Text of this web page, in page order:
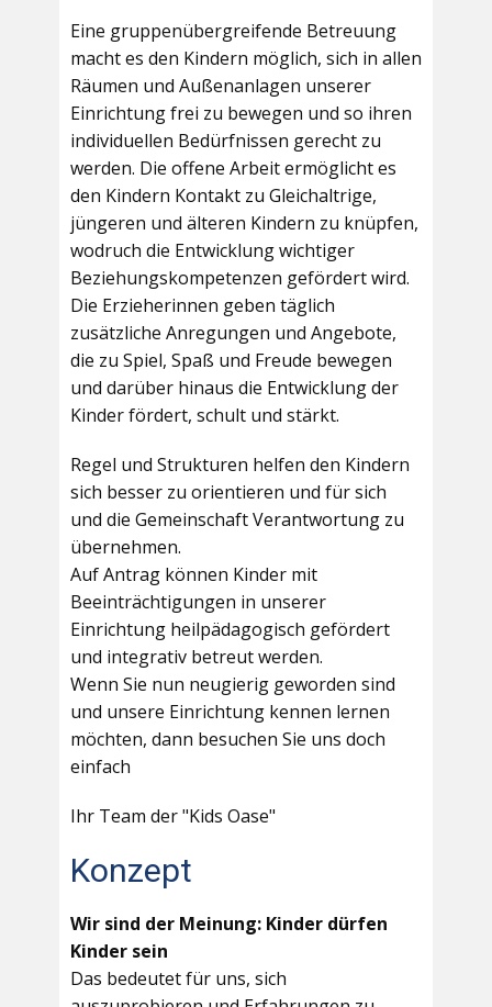
Eine gruppenübergreifende Betreuung
macht es den Kindern möglich, sich in allen
Räumen und Außenanlagen unserer
Einrichtung frei zu bewegen und so ihren
individuellen Bedürfnissen gerecht zu
werden. Die offene Arbeit ermöglicht es
den Kindern Kontakt zu Gleichaltrige,
jüngeren und älteren Kindern zu knüpfen,
wodruch die Entwicklung wichtiger
Beziehungskompetenzen gefördert wird.
Die Erzieherinnen geben täglich
zusätzliche Anregungen und Angebote,
die zu Spiel, Spaß und Freude bewegen
und darüber hinaus die Entwicklung der
Kinder fördert, schult und stärkt.
Regel und Strukturen helfen den Kindern
sich besser zu orientieren und für sich
und die Gemeinschaft Verantwortung zu
übernehmen.
Auf Antrag können Kinder mit
Beeinträchtigungen in unserer
Einrichtung heilpädagogisch gefördert
und integrativ betreut werden.
Wenn Sie nun neugierig geworden sind
und unsere Einrichtung kennen lernen
möchten, dann besuchen Sie uns doch
einfach
Ihr Team der "Kids Oase"
Konzept
Wir sind der Meinung: Kinder dürfen
Kinder sein
Das bedeutet für uns, sich